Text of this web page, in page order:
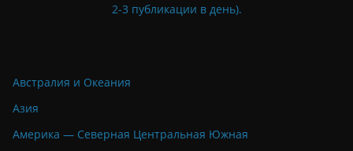
2-3 публикации в день).
Австралия и Океания
Азия
Америка — Северная Центральная Южная